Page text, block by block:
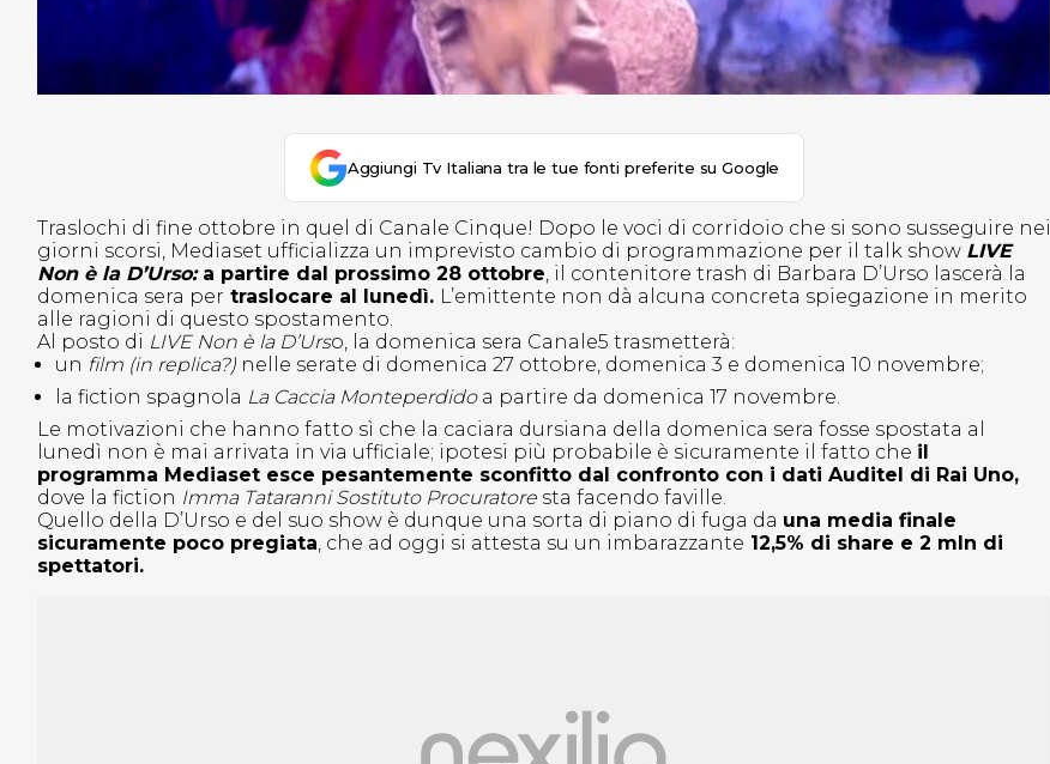
Aggiungi Tv Italiana tra le tue fonti preferite su Google
Traslochi di fine ottobre in quel di Canale Cinque! Dopo le voci di corridoio che si sono susseguire nei
giorni scorsi, Mediaset ufficializza un imprevisto cambio di programmazione per il talk show LIVE
Non è la D’Urso: a partire dal prossimo 28 ottobre, il contenitore trash di Barbara D’Urso lascerà la
domenica sera per traslocare al lunedì. L’emittente non dà alcuna concreta spiegazione in merito
alle ragioni di questo spostamento.
Al posto di LIVE Non è la D’Urso, la domenica sera Canale5 trasmetterà:
un film (in replica?) nelle serate di domenica 27 ottobre, domenica 3 e domenica 10 novembre;
la fiction spagnola La Caccia Monteperdidoa partire da domenica 17 novembre.
Le motivazioni che hanno fatto sì che la caciara dursiana della domenica sera fosse spostata al
lunedì non è mai arrivata in via ufficiale; ipotesi più probabile è sicuramente il fatto che il
programma Mediaset esce pesantemente sconfitto dal confronto con i dati Auditel di Rai Uno,
dove la fiction Imma Tataranni Sostituto Procuratore sta facendo faville.
Quello della D’Urso e del suo show è dunque una sorta di piano di fuga da una media finale
sicuramente poco pregiata, che ad oggi si attesta su un imbarazzante 12,5% di share e 2 mln di
spettatori.